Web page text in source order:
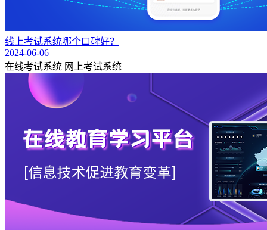
线上考试系统哪个口碑好？
2024-06-06
在线考试系统 网上考试系统